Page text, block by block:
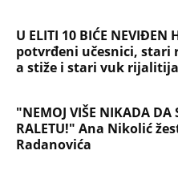
U ELITI 10 BIĆE
potvrđeni učesnici, stari
a stiže i stari vuk rijalitija
"NEMOJ VIŠE NIKADA
RALETU!" Ana Nikolić
Radanovića